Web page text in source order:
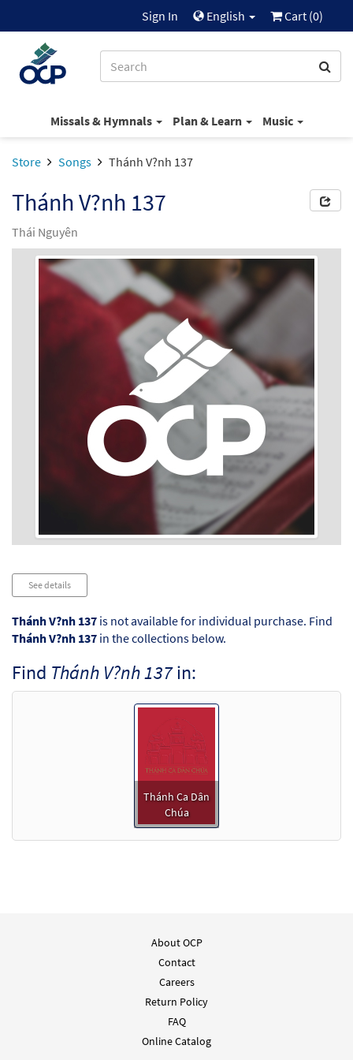
Sign In English Cart (0)
Missals & Hymnals Plan & Learn Music
Store Songs Thánh V?nh 137
Thánh V?nh 137
Thái Nguyên
See details
Thánh V?nh 137 is not available for individual purchase. Find
Thánh V?nh 137 in the collections below.
Find Thánh V?nh 137in:
Thánh Ca Dân
Chúa
About OCP
Contact
Careers
Return Policy
FAQ
Online Catalog